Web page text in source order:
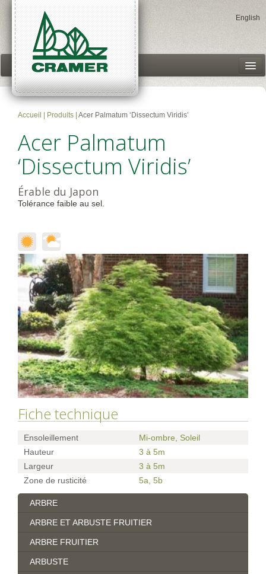
English
Centres jardins
Produits
Accès client
Accueil Produits Acer Palmatum ‘Dissectum Viridis’
Acer Palmatum
‘Dissectum Viridis’
Érable du Japon
Tolérance faible au sel.
Fiche technique
Ensoleillement
Mi-ombre, Soleil
Hauteur
3 à 5m
Largeur
3 à 5m
Zone de rusticité
5a, 5b
ARBRE
ARBRE ET ARBUSTE FRUITIER
ARBRE FRUITIER
ARBUSTE